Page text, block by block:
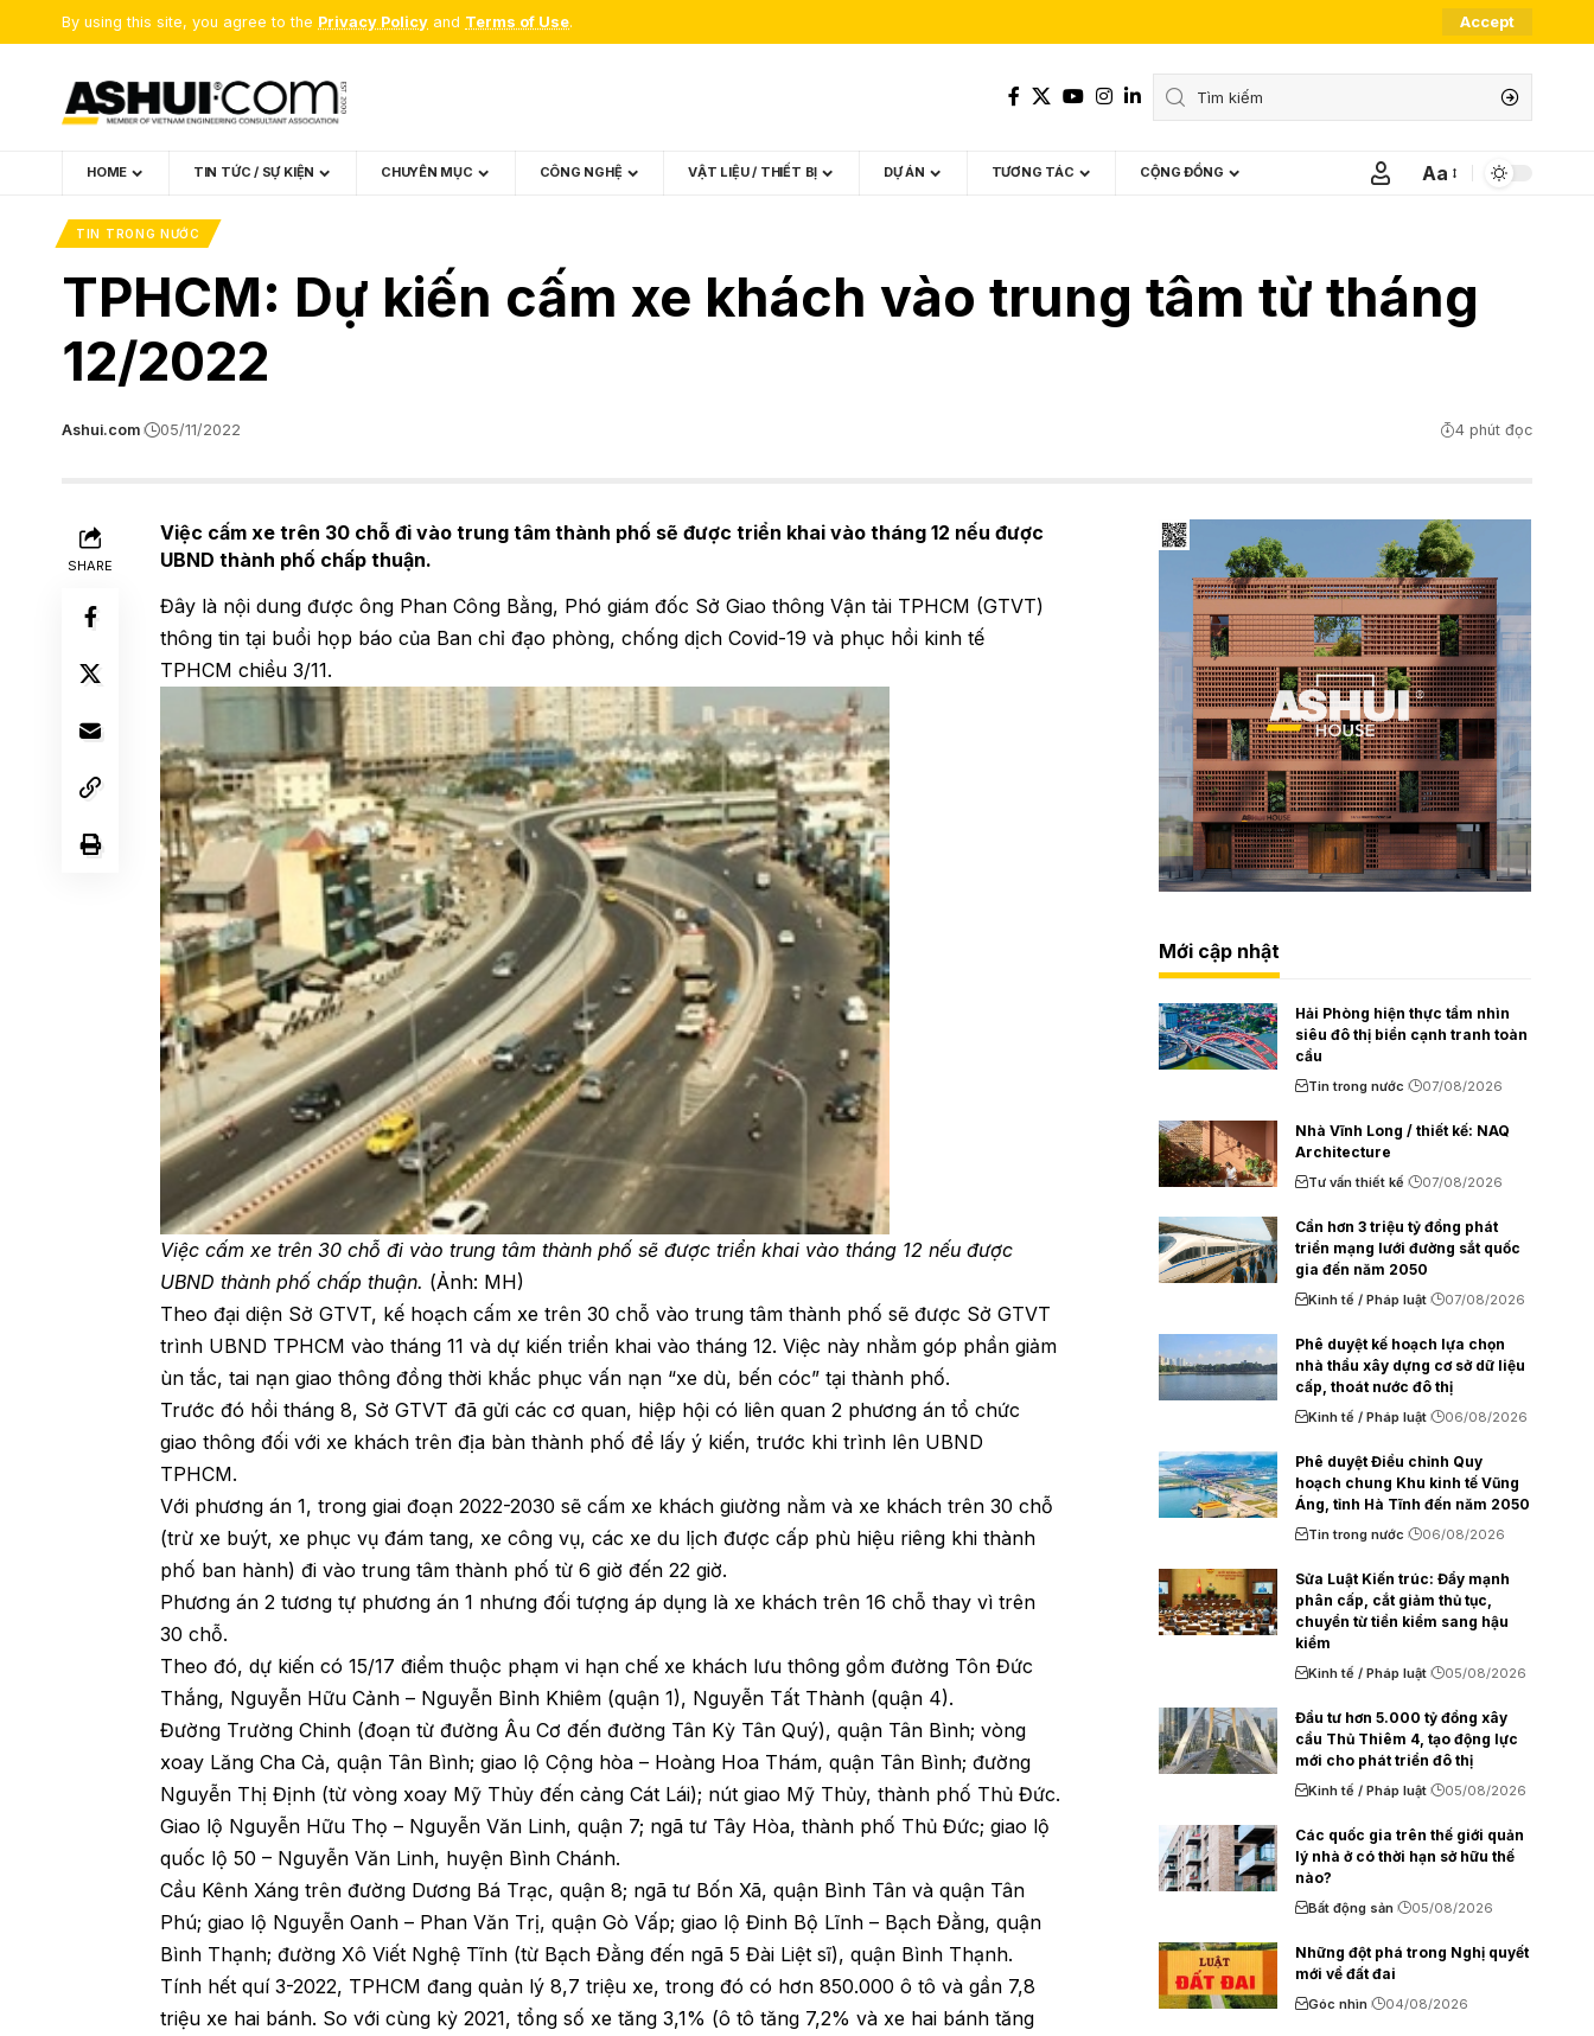
By using this site, you agree to the Privacy Policy and Terms of Use. Accept
HOME TIN TỨC / SỰ KIỆN CHUYÊN MỤC CÔNG NGHỆ VẬT LIỆU / THIẾT BỊ DỰ ÁN TƯƠNG TÁC CỘNG ĐỒNG
Font
Aa
TIN TRONG NƯỚC
TPHCM: Dự kiến cấm xe khách vào trung tâm từ tháng
12/2022
Ashui.com 05/11/2022 4 phút đọc
SHARE
Việc cấm xe trên 30 chỗ đi vào trung tâm thành phố sẽ được triển khai vào tháng 12 nếu được
UBND thành phố chấp thuận.
Đây là nội dung được ông Phan Công Bằng, Phó giám đốc Sở Giao thông Vận tải TPHCM (GTVT)
thông tin tại buổi họp báo của Ban chỉ đạo phòng, chống dịch Covid-19 và phục hồi kinh tế
TPHCM chiều 3/11.
Việc cấm xe trên 30 chỗ đi vào trung tâm thành phố sẽ được triển khai vào tháng 12 nếu được
UBND thành phố chấp thuận. (Ảnh: MH)
Theo đại diện Sở GTVT, kế hoạch cấm xe trên 30 chỗ vào trung tâm thành phố sẽ được Sở GTVT
trình UBND TPHCM vào tháng 11 và dự kiến triển khai vào tháng 12. Việc này nhằm góp phần giảm
ùn tắc, tai nạn giao thông đồng thời khắc phục vấn nạn “xe dù, bến cóc” tại thành phố.
Trước đó hồi tháng 8, Sở GTVT đã gửi các cơ quan, hiệp hội có liên quan 2 phương án tổ chức
giao thông đối với xe khách trên địa bàn thành phố để lấy ý kiến, trước khi trình lên UBND
TPHCM.
Với phương án 1, trong giai đoạn 2022-2030 sẽ cấm xe khách giường nằm và xe khách trên 30 chỗ
(trừ xe buýt, xe phục vụ đám tang, xe công vụ, các xe du lịch được cấp phù hiệu riêng khi thành
phố ban hành) đi vào trung tâm thành phố từ 6 giờ đến 22 giờ.
Phương án 2 tương tự phương án 1 nhưng đối tượng áp dụng là xe khách trên 16 chỗ thay vì trên
30 chỗ.
Theo đó, dự kiến có 15/17 điểm thuộc phạm vi hạn chế xe khách lưu thông gồm đường Tôn Đức
Thắng, Nguyễn Hữu Cảnh – Nguyễn Bỉnh Khiêm (quận 1), Nguyễn Tất Thành (quận 4).
Đường Trường Chinh (đoạn từ đường Âu Cơ đến đường Tân Kỳ Tân Quý), quận Tân Bình; vòng
xoay Lăng Cha Cả, quận Tân Bình; giao lộ Cộng hòa – Hoàng Hoa Thám, quận Tân Bình; đường
Nguyễn Thị Định (từ vòng xoay Mỹ Thủy đến cảng Cát Lái); nút giao Mỹ Thủy, thành phố Thủ Đức.
Giao lộ Nguyễn Hữu Thọ – Nguyễn Văn Linh, quận 7; ngã tư Tây Hòa, thành phố Thủ Đức; giao lộ
quốc lộ 50 – Nguyễn Văn Linh, huyện Bình Chánh.
Cầu Kênh Xáng trên đường Dương Bá Trạc, quận 8; ngã tư Bốn Xã, quận Bình Tân và quận Tân
Phú; giao lộ Nguyễn Oanh – Phan Văn Trị, quận Gò Vấp; giao lộ Đinh Bộ Lĩnh – Bạch Đằng, quận
Bình Thạnh; đường Xô Viết Nghệ Tĩnh (từ Bạch Đằng đến ngã 5 Đài Liệt sĩ), quận Bình Thạnh.
Tính hết quí 3-2022, TPHCM đang quản lý 8,7 triệu xe, trong đó có hơn 850.000 ô tô và gần 7,8
triệu xe hai bánh. So với cùng kỳ 2021, tổng số xe tăng 3,1% (ô tô tăng 7,2% và xe hai bánh tăng
Mới cập nhật
Hải Phòng hiện thực tầm nhìn
siêu đô thị biển cạnh tranh toàn
cầu
Tin trong nước 07/08/2026
Nhà Vĩnh Long / thiết kế: NAQ
Architecture
Tư vấn thiết kế 07/08/2026
Cần hơn 3 triệu tỷ đồng phát
triển mạng lưới đường sắt quốc
gia đến năm 2050
Kinh tế / Pháp luật 07/08/2026
Phê duyệt kế hoạch lựa chọn
nhà thầu xây dựng cơ sở dữ liệu
cấp, thoát nước đô thị
Kinh tế / Pháp luật 06/08/2026
Phê duyệt Điều chỉnh Quy
hoạch chung Khu kinh tế Vũng
Áng, tỉnh Hà Tĩnh đến năm 2050
Tin trong nước 06/08/2026
Sửa Luật Kiến trúc: Đẩy mạnh
phân cấp, cắt giảm thủ tục,
chuyển từ tiền kiểm sang hậu
kiểm
Kinh tế / Pháp luật 05/08/2026
Đầu tư hơn 5.000 tỷ đồng xây
cầu Thủ Thiêm 4, tạo động lực
mới cho phát triển đô thị
Kinh tế / Pháp luật 05/08/2026
Các quốc gia trên thế giới quản
lý nhà ở có thời hạn sở hữu thế
nào?
Bất động sản 05/08/2026
Những đột phá trong Nghị quyết
mới về đất đai
Góc nhìn 04/08/2026